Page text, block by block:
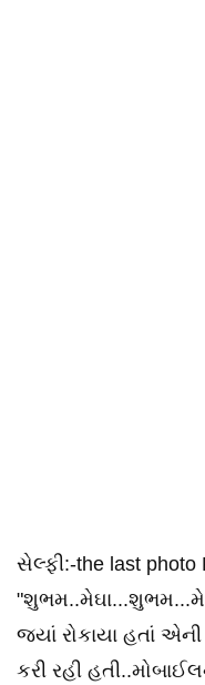
સેલ્ફી:-the last photo
જ્યાં રોકાયા હતાં
કરી રહી